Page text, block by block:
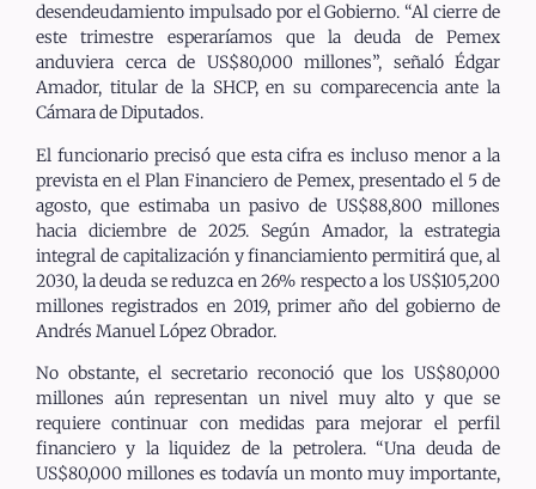
desendeudamiento impulsado por el Gobierno. “Al cierre de
este trimestre esperaríamos que la deuda de Pemex
anduviera cerca de US$80,000 millones”, señaló Édgar
Amador, titular de la SHCP, en su comparecencia ante la
Cámara de Diputados.
El funcionario precisó que esta cifra es incluso menor a la
prevista en el Plan Financiero de Pemex, presentado el 5 de
agosto, que estimaba un pasivo de US$88,800 millones
hacia diciembre de 2025. Según Amador, la estrategia
integral de capitalización y financiamiento permitirá que, al
2030, la deuda se reduzca en 26% respecto a los US$105,200
millones registrados en 2019, primer año del gobierno de
Andrés Manuel López Obrador.
No obstante, el secretario reconoció que los US$80,000
millones aún representan un nivel muy alto y que se
requiere continuar con medidas para mejorar el perfil
financiero y la liquidez de la petrolera. “Una deuda de
US$80,000 millones es todavía un monto muy importante,